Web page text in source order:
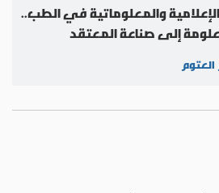
الإعلامية والمعلوماتية في الطب..
إلى صناعة المعتقد